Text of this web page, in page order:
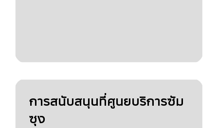
การสนับสนุนที่ศูนยบริการซัม
ซุง